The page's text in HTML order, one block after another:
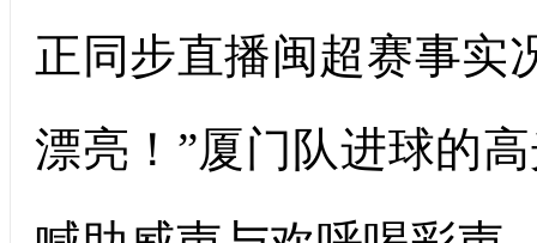
正同步直播闽超赛事实
漂亮！”厦门队进球的